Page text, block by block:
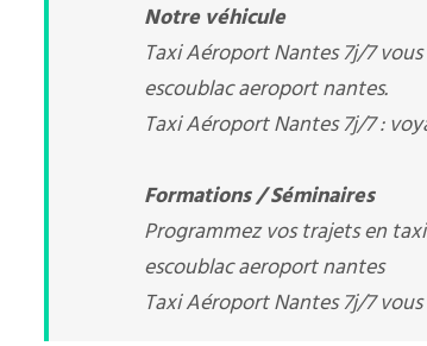
Notre véhicule
Taxi Aéroport Nantes 7j/7
escoublac aeroport nantes.
Taxi Aéroport Nantes 7j/7 :
Formations / Séminaires
Programmez vos trajets en
escoublac aeroport nantes
Taxi Aéroport Nantes 7j/7